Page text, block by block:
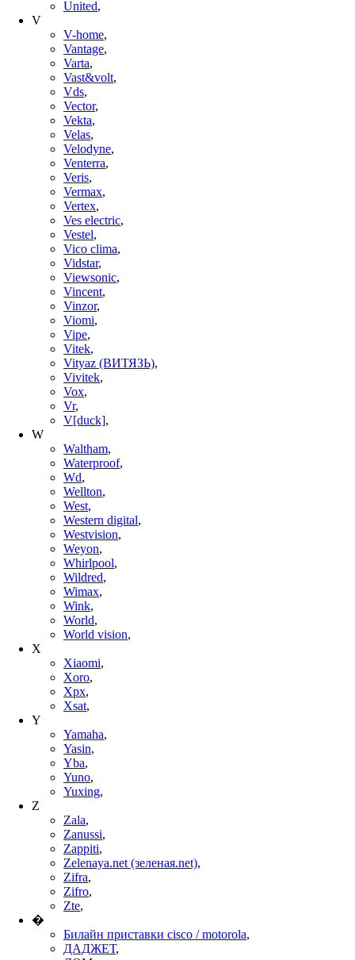
United,
V
V-home,
Vantage,
Varta,
Vast&volt,
Vds,
Vector,
Vekta,
Velas,
Velodyne,
Venterra,
Veris,
Vermax,
Vertex,
Ves electric,
Vestel,
Vico clima,
Vidstar,
Viewsonic,
Vincent,
Vinzor,
Viomi,
Vipe,
Vitek,
Vityaz (ВИТЯЗЬ),
Vivitek,
Vox,
Vr,
V[duck],
W
Waltham,
Waterproof,
Wd,
Wellton,
West,
Western digital,
Westvision,
Weyon,
Whirlpool,
Wildred,
Wimax,
Wink,
World,
World vision,
X
Xiaomi,
Xoro,
Xpx,
Xsat,
Y
Yamaha,
Yasin,
Yba,
Yuno,
Yuxing,
Z
Zala,
Zanussi,
Zappiti,
Zelenaya.net (зеленая.net),
Zifra,
Zifro,
Zte,
�
Билайн приставки cisco / motorola,
ДАДЖЕТ,